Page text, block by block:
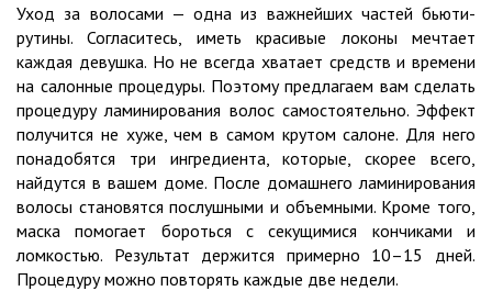
Уход за волосами — одна из важнейших частей бьюти-
рутины. Согласитесь, иметь красивые локоны мечтает
каждая девушка. Но не всегда хватает средств и времени
на салонные процедуры. Поэтому предлагаем вам сделать
процедуру ламинирования волос самостоятельно. Эффект
получится не хуже, чем в самом крутом салоне. Для него
понадобятся три ингредиента, которые, скорее всего,
найдутся в вашем доме. После домашнего ламинирования
волосы становятся послушными и объемными. Кроме того,
маска помогает бороться с секущимися кончиками и
ломкостью. Результат держится примерно 10–15 дней.
Процедуру можно повторять каждые две недели.